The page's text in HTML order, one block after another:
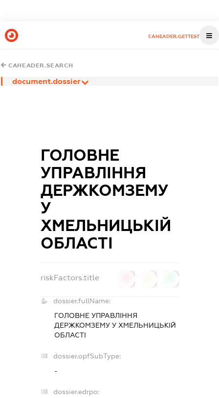
CAHEADER.GETTEST
CAHEADER.SEARCH
document.dossier
ГОЛОВНЕ
УПРАВЛІННЯ
ДЕРЖКОМЗЕМУ
У
ХМЕЛЬНИЦЬКІЙ
ОБЛАСТІ
riskFactors.title
dossier.fullName:
ГОЛОВНЕ УПРАВЛІННЯ
ДЕРЖКОМЗЕМУ У ХМЕЛЬНИЦЬКІЙ
ОБЛАСТІ
dossier.opfSubType:
-
dossier.edrpo: